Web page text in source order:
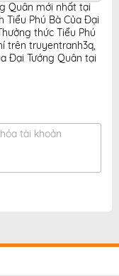
Quân mới nhất tại
Tiểu Phú Bà Của Đại
thức Tiểu Phú
trên truyentranh3q,
Đại Tướng Quân tại
tài khoản